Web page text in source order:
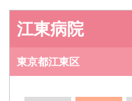
江東病院
東京都江東区